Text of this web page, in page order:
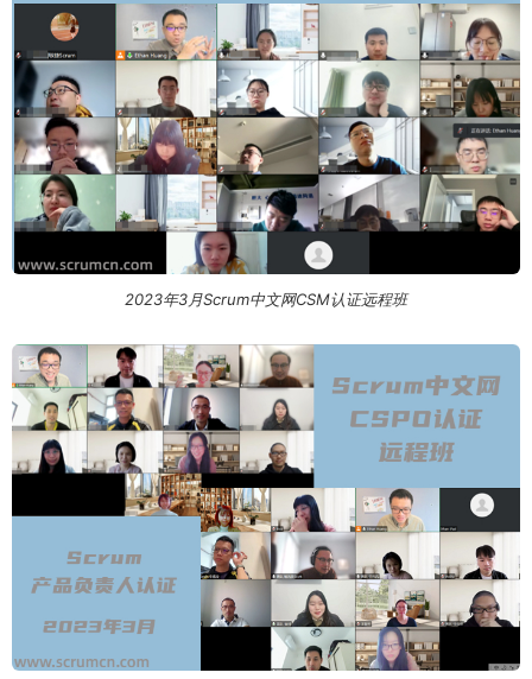
2023年3月Scrum中文网CSM认证远程班